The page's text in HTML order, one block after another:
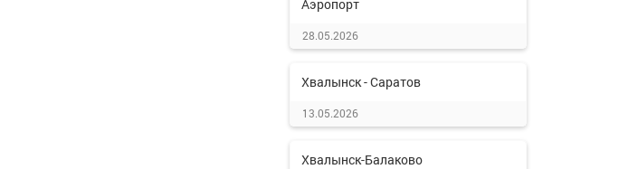
Аэропорт
28.05.2026
Хвалынск - Саратов
13.05.2026
Хвалынск-Балаково